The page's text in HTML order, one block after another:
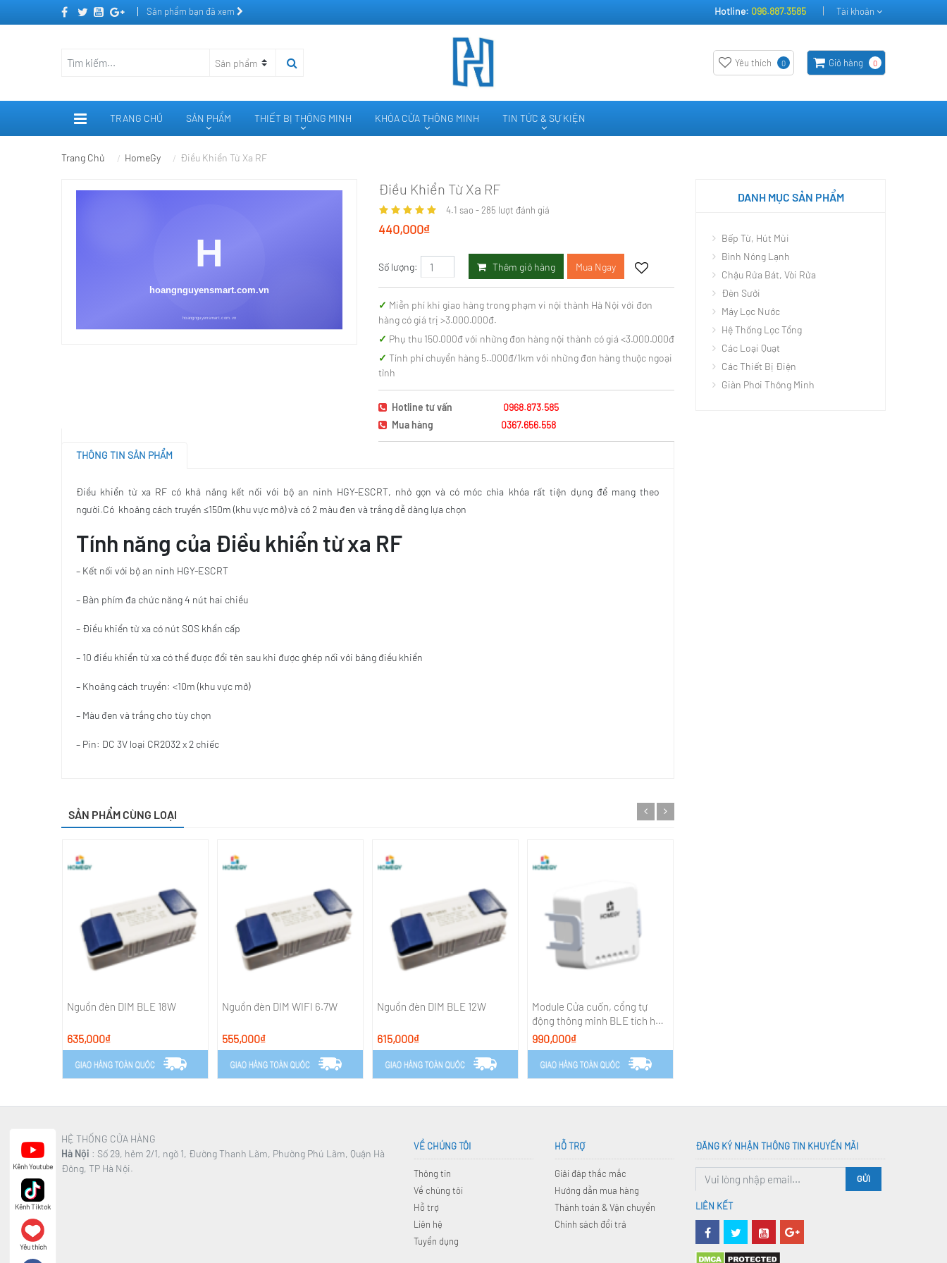
Sản phẩm bạn đã xem Hotline: 096.887.3585 Tài khoản
Yêu thích 0 Giỏ hàng 0
TRANG CHỦ SẢN PHẨM THIẾT BỊ THÔNG MINH KHÓA CỬA THÔNG MINH TIN TỨC & SỰ KIỆN
Trang Chủ HomeGy Điều Khiển Từ Xa RF
Điều Khiển Từ Xa RF
4.1 sao -285 lượt đánh giá
440,000₫
Số lượng: Thêm giỏ hàng Mua Ngay
Miễn phí khi giao hàng trong phạm vi nội thành Hà Nội với đơn
hàng có giá trị >3.000.000đ.
Phụ thu 150.000đ với những đơn hàng nội thành có giá <3.000.000đ
Tính phí chuyển hàng 5..000đ/1km với những đơn hàng thuộc ngoại
tỉnh
Hotline tư vấn
0968.873.585
Mua hàng
0367.656.558
THÔNG TIN SẢN PHẨM
Điều khiển từ xa RF có khả năng kết nối với bộ an ninh HGY-ESCRT, nhỏ gọn và có móc chìa khóa rất tiện dụng để mang theo
người.Có khoảng cách truyền ≤150m (khu vực mở) và có 2 màu đen và trắng dễ dàng lựa chọn
Tính năng của Điều khiển từ xa RF
– Kết nối với bộ an ninh HGY-ESCRT
– Bàn phím đa chức năng 4 nút hai chiều
– Điều khiển từ xa có nút SOS khẩn cấp
– 10 điều khiển từ xa có thể được đổi tên sau khi được ghép nối với bảng điều khiển
– Khoảng cách truyền: <10m (khu vực mở)
– Màu đen và trắng cho tùy chọn
– Pin: DC 3V loại CR2032 x 2 chiếc
SẢN PHẨM CÙNG LOẠI
Nguồn đèn DIM BLE 18W
635,000₫
Nguồn đèn DIM WIFI 6.7W
555,000₫
Nguồn đèn DIM BLE 12W
615,000₫
Module Cửa cuốn, cổng tự
động thông minh BLE tích hợp
từ cửa
990,000₫
DANH MỤC SẢN PHẨM
Bếp Từ, Hút Mùi
Bình Nóng Lạnh
Chậu Rửa Bát, Vòi Rửa
Đèn Sưởi
Máy Lọc Nước
Hệ Thống Lọc Tổng
Các Loại Quạt
Các Thiết Bị Điện
Giàn Phơi Thông Minh
HỆ THỐNG CỬA HÀNG
Hà Nội : Số 29, hẻm 2/1, ngõ 1, Đường Thanh Lãm, Phường Phú Lãm, Quận Hà
Đông, TP Hà Nội.
VỀ CHÚNG TÔI
Thông tin
Về chúng tôi
Hỗ trợ
Liên hệ
Tuyển dụng
HỖ TRỢ
Giải đáp thắc mắc
Hướng dẫn mua hàng
Thánh toán & Vận chuyển
Chính sách đổi trả
ĐĂNG KÝ NHẬN THÔNG TIN KHUYẾN MÃI
GỬI
LIÊN KẾT
Kênh Youtube
Kênh Tiktok
Yêu thích